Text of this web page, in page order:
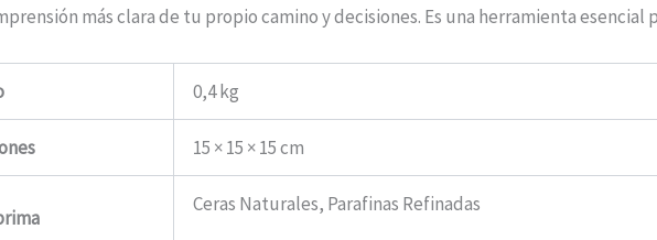
más clara de tu propio camino y decisiones. Es una herramienta
0,4 kg
15 × 15 × 15 cm
Ceras Naturales, Parafinas Refinadas